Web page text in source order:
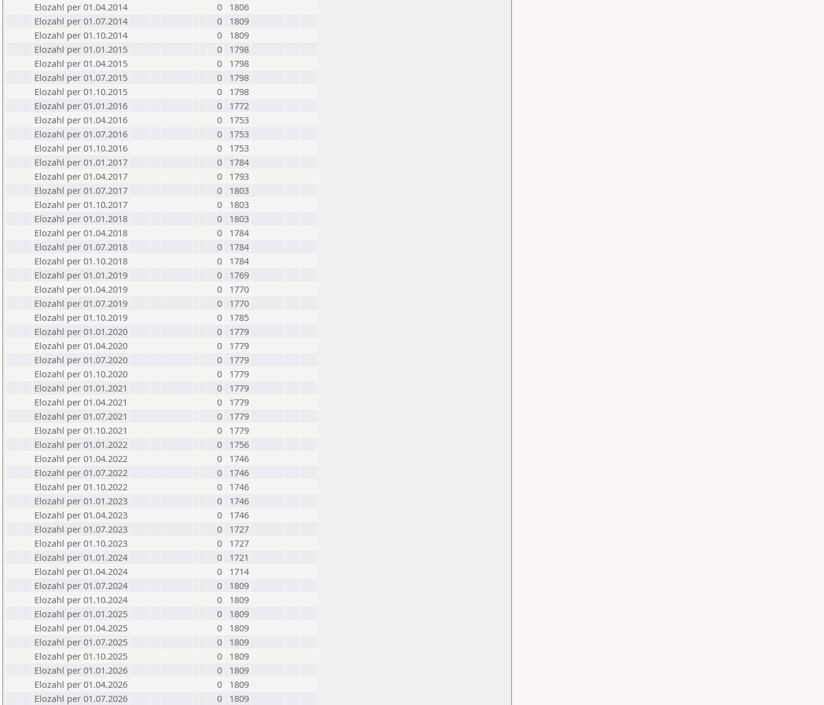
Elozahl per 01.04.2014
0
1806
Elozahl per 01.07.2014
0
1809
Elozahl per 01.10.2014
0
1809
Elozahl per 01.01.2015
0
1798
Elozahl per 01.04.2015
0
1798
Elozahl per 01.07.2015
0
1798
Elozahl per 01.10.2015
0
1798
Elozahl per 01.01.2016
0
1772
Elozahl per 01.04.2016
0
1753
Elozahl per 01.07.2016
0
1753
Elozahl per 01.10.2016
0
1753
Elozahl per 01.01.2017
0
1784
Elozahl per 01.04.2017
0
1793
Elozahl per 01.07.2017
0
1803
Elozahl per 01.10.2017
0
1803
Elozahl per 01.01.2018
0
1803
Elozahl per 01.04.2018
0
1784
Elozahl per 01.07.2018
0
1784
Elozahl per 01.10.2018
0
1784
Elozahl per 01.01.2019
0
1769
Elozahl per 01.04.2019
0
1770
Elozahl per 01.07.2019
0
1770
Elozahl per 01.10.2019
0
1785
Elozahl per 01.01.2020
0
1779
Elozahl per 01.04.2020
0
1779
Elozahl per 01.07.2020
0
1779
Elozahl per 01.10.2020
0
1779
Elozahl per 01.01.2021
0
1779
Elozahl per 01.04.2021
0
1779
Elozahl per 01.07.2021
0
1779
Elozahl per 01.10.2021
0
1779
Elozahl per 01.01.2022
0
1756
Elozahl per 01.04.2022
0
1746
Elozahl per 01.07.2022
0
1746
Elozahl per 01.10.2022
0
1746
Elozahl per 01.01.2023
0
1746
Elozahl per 01.04.2023
0
1746
Elozahl per 01.07.2023
0
1727
Elozahl per 01.10.2023
0
1727
Elozahl per 01.01.2024
0
1721
Elozahl per 01.04.2024
0
1714
Elozahl per 01.07.2024
0
1809
Elozahl per 01.10.2024
0
1809
Elozahl per 01.01.2025
0
1809
Elozahl per 01.04.2025
0
1809
Elozahl per 01.07.2025
0
1809
Elozahl per 01.10.2025
0
1809
Elozahl per 01.01.2026
0
1809
Elozahl per 01.04.2026
0
1809
Elozahl per 01.07.2026
0 1809